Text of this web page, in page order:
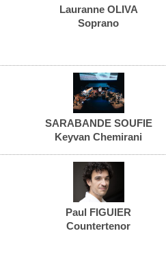
Lauranne OLIVA
Soprano
SARABANDE SOUFIE
Keyvan Chemirani
Paul FIGUIER
Countertenor